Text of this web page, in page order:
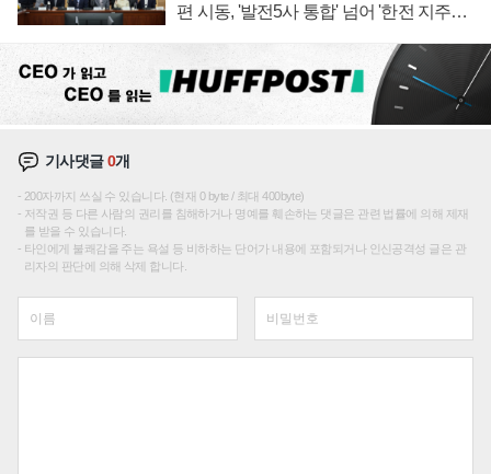
편 시동, '발전5사 통합' 넘어 '한전 지주사'
기사댓글0개
200자까지 쓰실 수 있습니다. (현재 0 byte / 최대 400byte)
저작권 등 다른 사람의 권리를 침해하거나 명예를 훼손하는 댓글은 관련 법률에 의해 제재
를 받을 수 있습니다.
타인에게 불쾌감을 주는 욕설 등 비하하는 단어가 내용에 포함되거나 인신공격성 글은 관
리자의 판단에 의해 삭제 합니다.